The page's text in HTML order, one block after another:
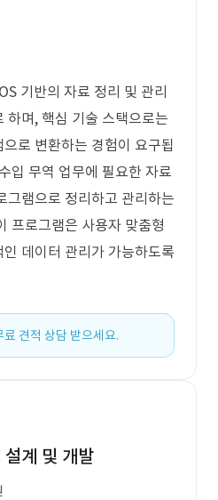
기반의 자료 정리 및 관리
하며, 핵심 기술 스택으로는
로 변환하는 경험이 요구됩
입 무역 업무에 필요한 자료
그램으로 정리하고 관리하는
프로그램은 사용자 맞춤형
데이터 관리가 가능하도록
료 견적 상담 받으세요.
계 및 개발